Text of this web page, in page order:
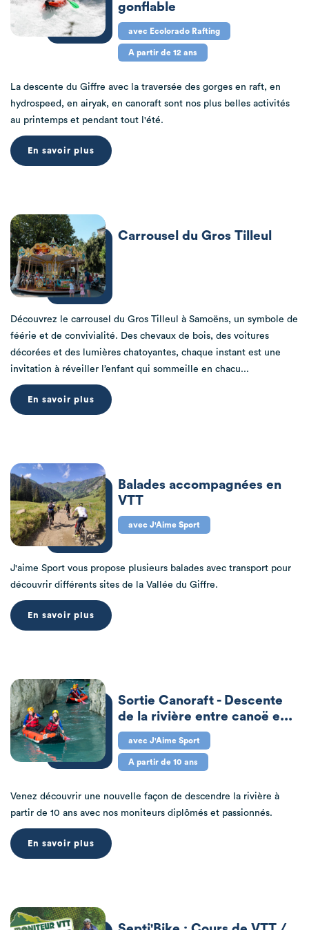
gonflable
avec Ecolorado Rafting
A partir de 12 ans
La descente du Giffre avec la traversée des gorges en raft, en
hydrospeed, en airyak, en canoraft sont nos plus belles activités
au printemps et pendant tout l'été.
En savoir plus
Carrousel du Gros Tilleul
Découvrez le carrousel du Gros Tilleul à Samoëns, un symbole de
féérie et de convivialité. Des chevaux de bois, des voitures
décorées et des lumières chatoyantes, chaque instant est une
invitation à réveiller l’enfant qui sommeille en chacu...
En savoir plus
Balades accompagnées en
VTT
avec J'Aime Sport
J'aime Sport vous propose plusieurs balades avec transport pour
découvrir différents sites de la Vallée du Giffre.
En savoir plus
Sortie Canoraft - Descente
de la rivière entre canoë e...
avec J'Aime Sport
A partir de 10 ans
Venez découvrir une nouvelle façon de descendre la rivière à
partir de 10 ans avec nos moniteurs diplômés et passionnés.
En savoir plus